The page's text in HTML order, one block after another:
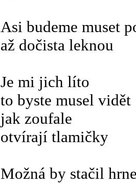
Asi budeme muset
až dočista leknou
Je mi jich líto
to byste musel vidět
jak zoufale
otvírají tlamičky
Možná by stačil